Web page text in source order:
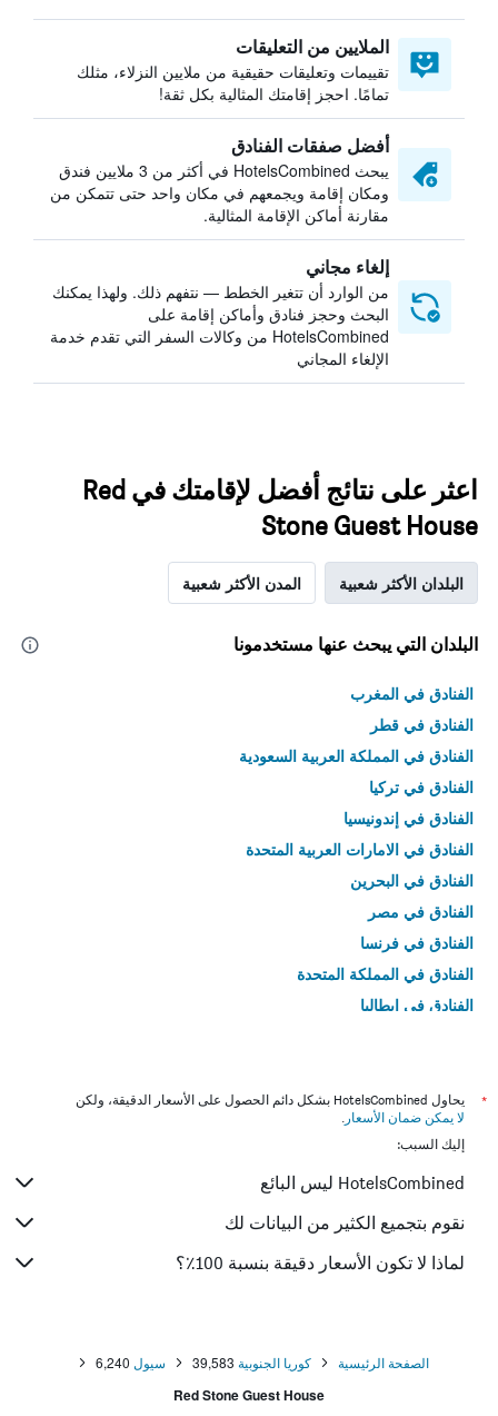
الملايين من التعليقات
تقييمات وتعليقات حقيقية من ملايين النزلاء، مثلك
تمامًا. احجز إقامتك المثالية بكل ثقة!
أفضل صفقات الفنادق
يبحث HotelsCombined في أكثر من 3 ملايين فندق
ومكان إقامة ويجمعهم في مكان واحد حتى تتمكن من
مقارنة أماكن الإقامة المثالية.
إلغاء مجاني
من الوارد أن تتغير الخطط — نتفهم ذلك. ولهذا يمكنك
البحث وحجز فنادق وأماكن إقامة على
HotelsCombined من وكالات السفر التي تقدم خدمة
الإلغاء المجاني
اعثر على نتائج أفضل لإقامتك في Red
Stone Guest House
البلدان الأكثر شعبية المدن الأكثر شعبية
البلدان التي يبحث عنها مستخدمونا
الفنادق في المغرب
الفنادق في قطر
الفنادق في المملكة العربية السعودية
الفنادق في تركيا
الفنادق في إندونيسيا
الفنادق في الامارات العربية المتحدة
الفنادق في البحرين
الفنادق في مصر
الفنادق في فرنسا
الفنادق في المملكة المتحدة
الفنادق في إيطاليا
*
يحاول HotelsCombined بشكل دائم الحصول على الأسعار الدقيقة، ولكن
لا يمكن ضمان الأسعار .
إليك السبب:
HotelsCombined ليس البائع
نقوم بتجميع الكثير من البيانات لك
لماذا لا تكون الأسعار دقيقة بنسبة 100٪؟
الصفحة الرئيسية كوريا الجنوبية 39,583 سيول 6,240
Red Stone Guest House